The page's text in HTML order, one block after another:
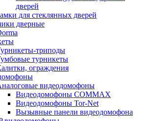
дверей
для стеклянных дверей
дверные
триподы
турникеты
ограждения
видеодомофоны
Видеодомофоны COMMAX
Видеодомофоны Tor-Net
Вызывные панели видеодомофона